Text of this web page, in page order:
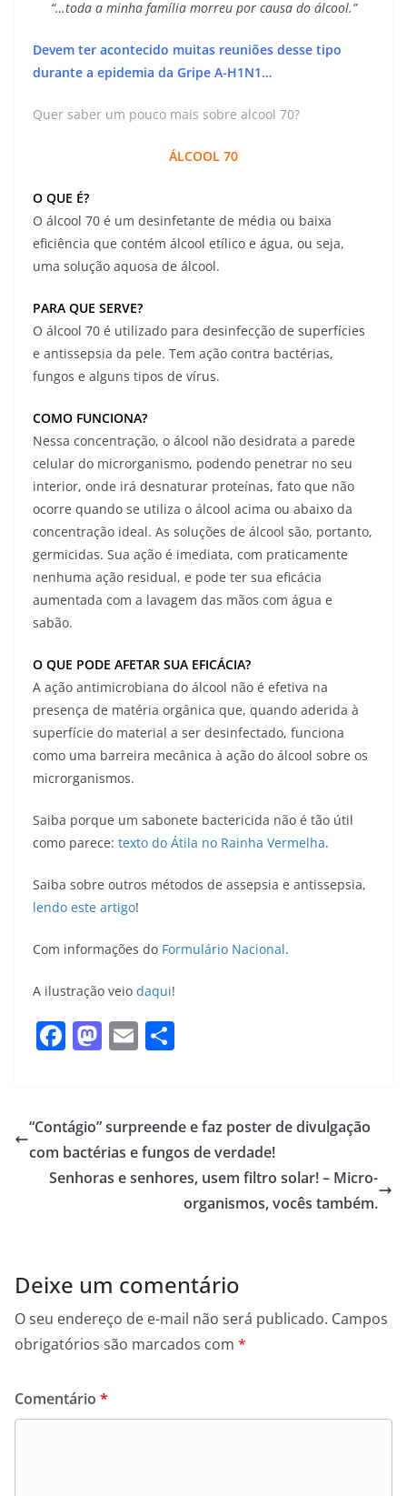
“…toda a minha família morreu por causa do álcool.”
Devem ter acontecido muitas reuniões desse tipo
durante a epidemia da Gripe A-H1N1…
Quer saber um pouco mais sobre alcool 70?
ÁLCOOL 70
O QUE É?
O álcool 70 é um desinfetante de média ou baixa
eficiência que contém álcool etílico e água, ou seja,
uma solução aquosa de álcool.
PARA QUE SERVE?
O álcool 70 é utilizado para desinfecção de superfícies
e antissepsia da pele. Tem ação contra bactérias,
fungos e alguns tipos de vírus.
COMO FUNCIONA?
Nessa concentração, o álcool não desidrata a parede
celular do microrganismo, podendo penetrar no seu
interior, onde irá desnaturar proteínas, fato que não
ocorre quando se utiliza o álcool acima ou abaixo da
concentração ideal. As soluções de álcool são, portanto,
germicidas. Sua ação é imediata, com praticamente
nenhuma ação residual, e pode ter sua eficácia
aumentada com a lavagem das mãos com água e
sabão.
O QUE PODE AFETAR SUA EFICÁCIA?
A ação antimicrobiana do álcool não é efetiva na
presença de matéria orgânica que, quando aderida à
superfície do material a ser desinfectado, funciona
como uma barreira mecânica à ação do álcool sobre os
microrganismos.
Saiba porque um sabonete bactericida não é tão útil
como parece: texto do Átila no Rainha Vermelha.
Saiba sobre outros métodos de assepsia e antissepsia,
lendo este artigo!
Com informações do Formulário Nacional.
A ilustração veio daqui!
F
e
b
o
M
o
d
o
E
l e
“Contágio” surpreende e faz poster de divulgação
com bactérias e fungos de verdade!
Senhoras e senhores, usem filtro solar! – Micro-
organismos, vocês também.
Deixe um comentário
O seu endereço de e-mail não será publicado. Campos
obrigatórios são marcados com *
Comentário *